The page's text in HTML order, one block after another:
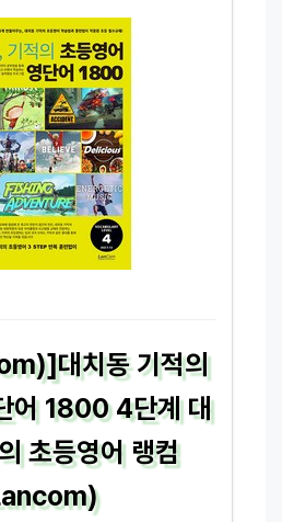
대치동 기적의
어 1800 4단계 대
초등영어 랭컴